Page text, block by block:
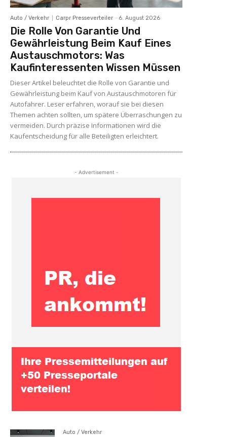
Auto / Verkehr Carpr Presseverteiler - 6. August 2026
Die Rolle Von Garantie Und
Gewährleistung Beim Kauf Eines
Austauschmotors: Was
Kaufinteressenten Wissen Müssen
Dieser Artikel beleuchtet die Rolle von Garantie und
Gewährleistung beim Kauf von Austauschmotoren für
Autofahrer. Leser erfahren, worauf sie bei diesen
Themen achten sollten, um spätere Überraschungen zu
vermeiden. Durch präzise Informationen wird die
Kaufentscheidung für alle Beteiligten erleichtert.
- Advertisement -
Auto / Verkehr